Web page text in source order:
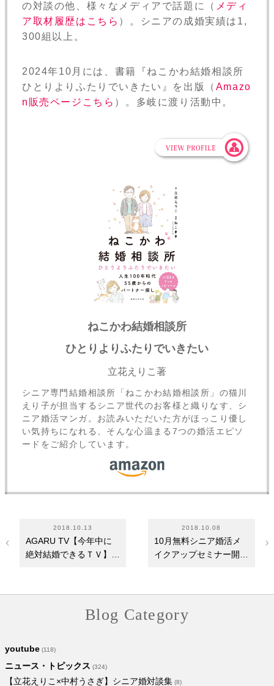
の対談の他、様々なメディアで話題に（ メディ
ア取材履歴はこちら ）。シニアの成婚実績は1,
300組以上。
2024年10月には、書籍『ねこかわ結婚相談所
ひとりよりふたりでいきたい』を出版（ Amazo
n販売ページこちら ）。多岐に渡り活動中。
ねこかわ結婚相談所
ひとりよりふたりでいきたい
立花えりこ著
シニア専門結婚相談所「ねこかわ結婚相談所」の猫川
えり子が担当するシニア世代のお客様と織りなす、シ
ニア婚活マンガ。お読みいただいた方がほっこり優し
い気持ちになれる、そんな心温まる7つの婚活エピソ
ードをご紹介しています。
2018.10.13
AGARU TV【今年中に
絶対結婚できるＴＶ】
2018.10.08
10月無料シニア婚活メ
イクアップセミナー開催
Blog Category
youtube (118)
ニュース・トピックス (324)
【立花えりこ×中村うさぎ】シニア婚対談集 (8)